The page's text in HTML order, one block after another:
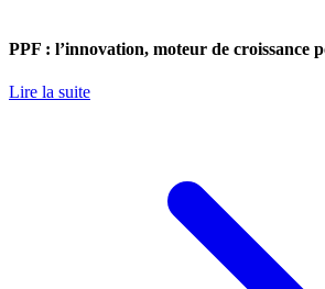
PPF : l’innovation, moteur de croissance
Lire la suite